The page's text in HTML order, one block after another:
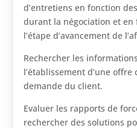
d’entretiens en fonction
durant la négociation et en
l’étape d’avancement de
Rechercher les
l’établissement d’une
demande du client.
Evaluer les rapports de
rechercher des solutions